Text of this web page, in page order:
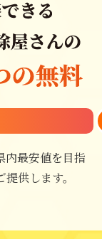
内最安値を目指
供します。